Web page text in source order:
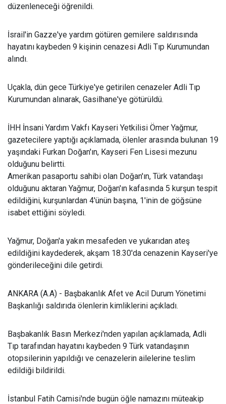
düzenleneceği öğrenildi.
İsrail'in Gazze'ye yardım götüren gemilere saldırısında
hayatını kaybeden 9 kişinin cenazesi Adli Tıp Kurumundan
alındı.
Uçakla, dün gece Türkiye'ye getirilen cenazeler Adli Tıp
Kurumundan alınarak, Gasilhane'ye götürüldü.
İHH İnsani Yardım Vakfı Kayseri Yetkilisi Ömer Yağmur,
gazetecilere yaptığı açıklamada, ölenler arasında bulunan 19
yaşındaki Furkan Doğan'ın, Kayseri Fen Lisesi mezunu
olduğunu belirtti.
Amerikan pasaportu sahibi olan Doğan'ın, Türk vatandaşı
olduğunu aktaran Yağmur, Doğan'ın kafasında 5 kurşun tespit
edildiğini, kurşunlardan 4'ünün başına, 1'inin de göğsüne
isabet ettiğini söyledi.
Yağmur, Doğan'a yakın mesafeden ve yukarıdan ateş
edildiğini kaydederek, akşam 18.30'da cenazenin Kayseri'ye
gönderileceğini dile getirdi.
ANKARA (A.A) - Başbakanlık Afet ve Acil Durum Yönetimi
Başkanlığı saldırıda ölenlerin kimliklerini açıkladı.
Başbakanlık Basın Merkezi'nden yapılan açıklamada, Adli
Tıp tarafından hayatını kaybeden 9 Türk vatandaşının
otopsilerinin yapıldığı ve cenazelerin ailelerine teslim
edildiği bildirildi.
İstanbul Fatih Camisi'nde bugün öğle namazını müteakip